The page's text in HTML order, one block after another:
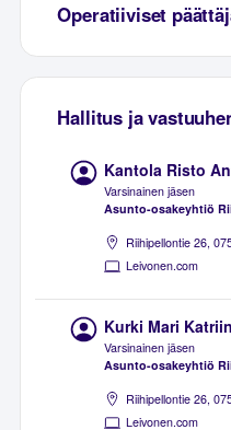
Operatiiviset
Hallitus ja
Kantola Risto
Varsinainen jäsen
Asunto-osakeyhtiö
Riihipellontie 26,
Leivonen.com
Kurki Mari
Varsinainen jäsen
Asunto-osakeyhtiö
Riihipellontie 26,
Leivonen.com